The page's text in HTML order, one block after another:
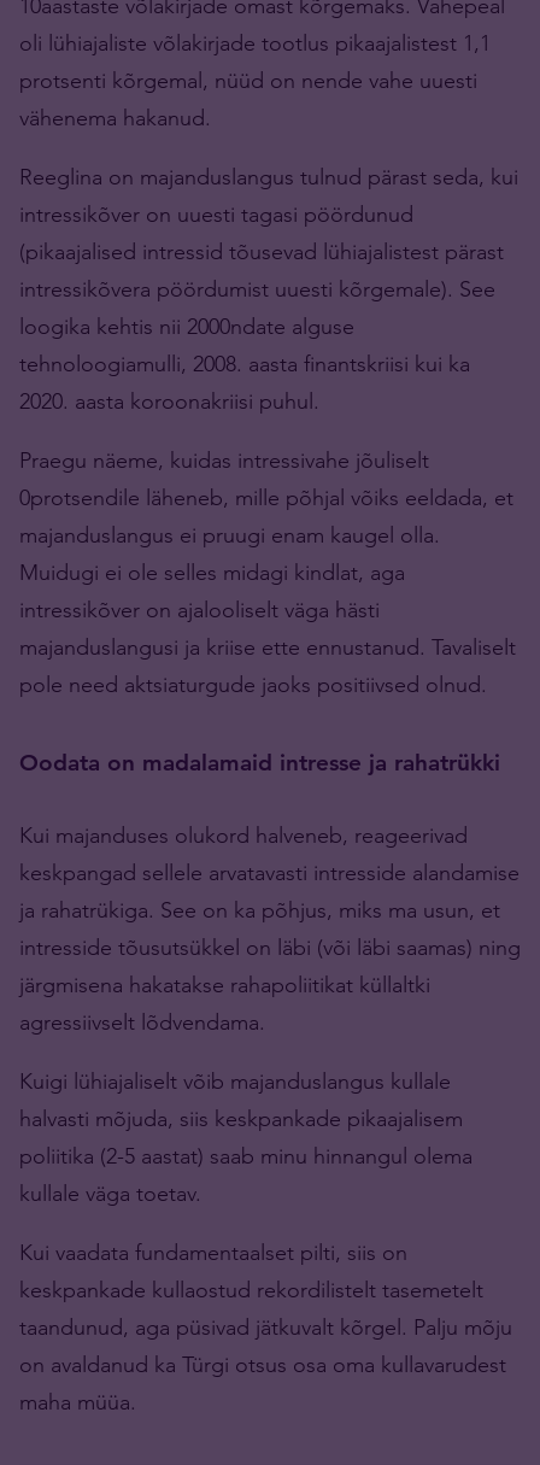
10aastaste võlakirjade omast kõrgemaks. Vahepeal
oli lühiajaliste võlakirjade tootlus pikaajalistest 1,1
protsenti kõrgemal, nüüd on nende vahe uuesti
vähenema hakanud.
Reeglina on majanduslangus tulnud pärast seda, kui
intressikõver on uuesti tagasi pöördunud
(pikaajalised intressid tõusevad lühiajalistest pärast
intressikõvera pöördumist uuesti kõrgemale). See
loogika kehtis nii 2000ndate alguse
tehnoloogiamulli, 2008. aasta finantskriisi kui ka
2020. aasta koroonakriisi puhul.
Praegu näeme, kuidas intressivahe jõuliselt
0protsendile läheneb, mille põhjal võiks eeldada, et
majanduslangus ei pruugi enam kaugel olla.
Muidugi ei ole selles midagi kindlat, aga
intressikõver on ajalooliselt väga hästi
majanduslangusi ja kriise ette ennustanud. Tavaliselt
pole need aktsiaturgude jaoks positiivsed olnud.
Oodata on madalamaid intresse ja rahatrükki
Kui majanduses olukord halveneb, reageerivad
keskpangad sellele arvatavasti intresside alandamise
ja rahatrükiga. See on ka põhjus, miks ma usun, et
intresside tõusutsükkel on läbi (või läbi saamas) ning
järgmisena hakatakse rahapoliitikat küllaltki
agressiivselt lõdvendama.
Kuigi lühiajaliselt võib majanduslangus kullale
halvasti mõjuda, siis keskpankade pikaajalisem
poliitika (2-5 aastat) saab minu hinnangul olema
kullale väga toetav.
Kui vaadata fundamentaalset pilti, siis on
keskpankade kullaostud rekordilistelt tasemetelt
taandunud, aga püsivad jätkuvalt kõrgel. Palju mõju
on avaldanud ka Türgi otsus osa oma kullavarudest
maha müüa.